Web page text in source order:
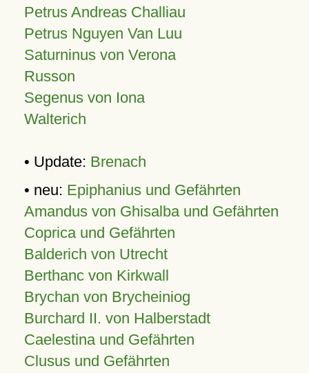
Petrus Andreas Challiau
Petrus Nguyen Van Luu
Saturninus von Verona
Russon
Segenus von Iona
Walterich
• Update: Brenach
• neu: Epiphanius und Gefährten
Amandus von Ghisalba und Gefährten
Coprica und Gefährten
Balderich von Utrecht
Berthanc von Kirkwall
Brychan von Brycheiniog
Burchard II. von Halberstadt
Caelestina und Gefährten
Clusus und Gefährten